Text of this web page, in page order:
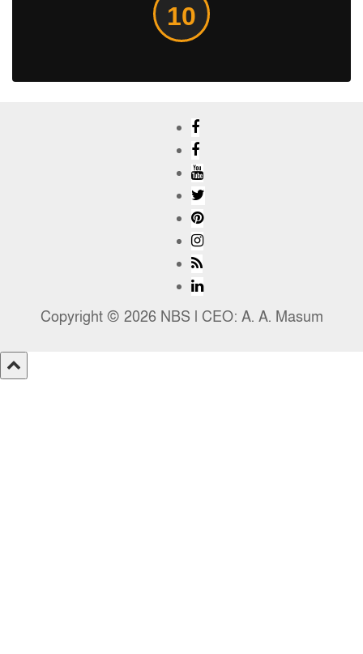
9
Copyright © 2026 NBS l CEO: A. A. Masum